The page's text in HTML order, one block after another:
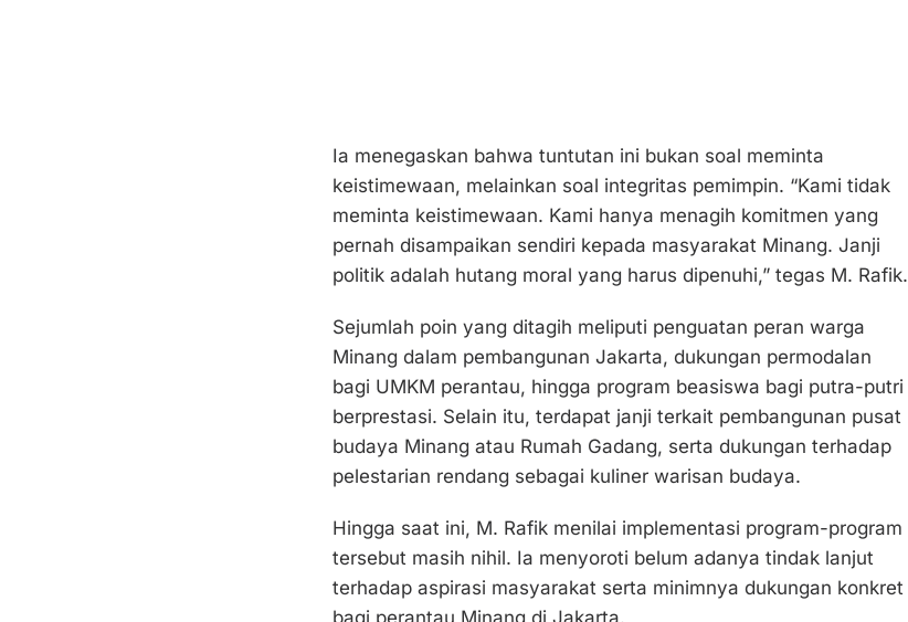
Ia menegaskan bahwa tuntutan ini bukan soal meminta
keistimewaan, melainkan soal integritas pemimpin. “Kami tidak
meminta keistimewaan. Kami hanya menagih komitmen yang
pernah disampaikan sendiri kepada masyarakat Minang. Janji
politik adalah hutang moral yang harus dipenuhi,” tegas M. Rafik.
Sejumlah poin yang ditagih meliputi penguatan peran warga
Minang dalam pembangunan Jakarta, dukungan permodalan
bagi UMKM perantau, hingga program beasiswa bagi putra-putri
berprestasi. Selain itu, terdapat janji terkait pembangunan pusat
budaya Minang atau Rumah Gadang, serta dukungan terhadap
pelestarian rendang sebagai kuliner warisan budaya.
Hingga saat ini, M. Rafik menilai implementasi program-program
tersebut masih nihil. Ia menyoroti belum adanya tindak lanjut
terhadap aspirasi masyarakat serta minimnya dukungan konkret
bagi perantau Minang di Jakarta.